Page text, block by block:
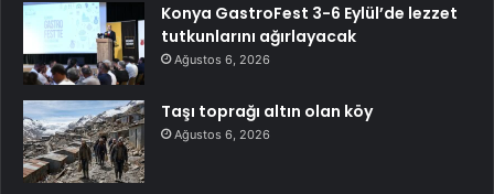
Konya GastroFest 3-6 Eylül’de lezzet
tutkunlarını ağırlayacak
Ağustos 6, 2026
Taşı toprağı altın olan köy
Ağustos 6, 2026